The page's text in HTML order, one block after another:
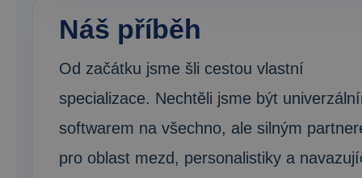
Náš příběh
Od začátku jsme šli cestou vlastní
specializace. Nechtěli jsme být
softwarem na všechno, ale silným
pro oblast mezd, personalistiky a